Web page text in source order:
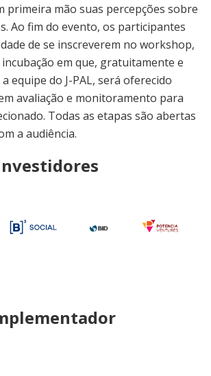
primeira mão suas percepções sobre
Ao fim do evento, os participantes
de se inscreverem no workshop,
em que, gratuitamente e
equipe do J-PAL, será oferecido
avaliação e monitoramento para
Todas as etapas são abertas
a audiência.